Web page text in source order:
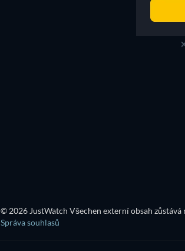
© 2026 JustWatch Všechen externí obsah
Správa souhlasů